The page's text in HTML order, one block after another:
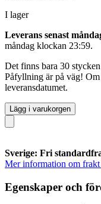
I lager
Leverans senast
måndag klockan 23:59.
Det finns bara 30
Påfyllning är på väg!
leveransdatumet.
Lägg i varukorgen
Sverige: Fri
Mer information om frakt
Egenskaper och